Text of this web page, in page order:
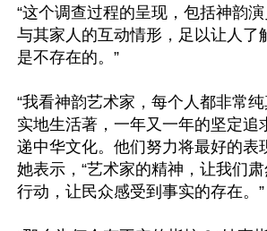
“这个调查过程的呈现，包括神韵演
与其家人的互动情形，足以让人了
是不存在的。”
“我看神韵艺术家，每个人都非常
实地生活著，一年又一年的坚定追
递中华文化。他们努力将最好的表
她表示，“艺术家的精神，让我们
行动，让民众感受到事实的存在。”